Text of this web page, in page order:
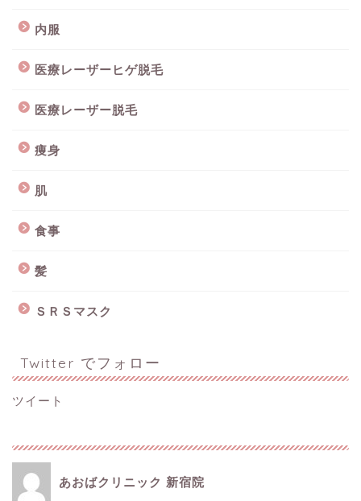
内服
医療レーザーヒゲ脱毛
医療レーザー脱毛
痩身
肌
食事
髪
ＳＲＳマスク
Twitter でフォロー
ツイート
あおばクリニック 新宿院